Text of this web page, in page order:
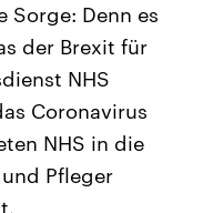
USA
Aktuelle Beiträge,
Hintergründe
Wirtschaftlich und
gehören die Vereinigten
den mächtigsten Ländern
mit großem Einfluss auf
Sorge: Denn es
der Brexit für
NHS
Coronavirus
NHS in die
Pfleger